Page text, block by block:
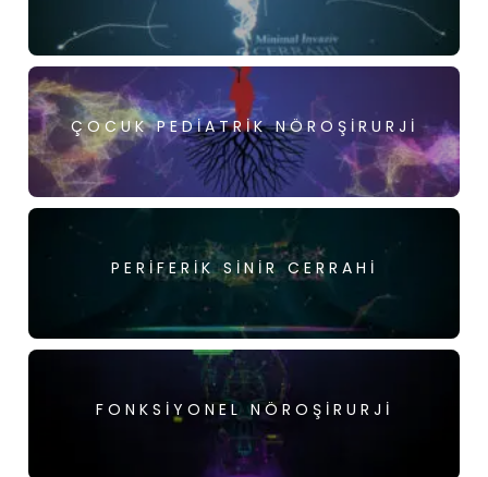
ÇOCUK PEDIATRIK NÖROŞIRURJI
PERIFERIK SINIR CERRAHI
FONKSIYONEL NÖROŞIRURJI